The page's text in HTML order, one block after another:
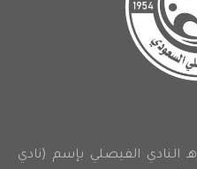
أسس شباب حرمه عام 1374 هـ النادي الفيصلي بإسم (نادي